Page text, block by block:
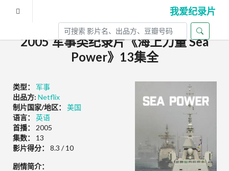
我爱纪录片
2005 军事类纪录片《海上力量 Sea
Power》13集全
类型：
军事
出品方: Netflix
制片国家/地区：
美国
语言：
英语
首播：
2005
集数：
13
影片得分：
8.3 / 10
剧情简介：